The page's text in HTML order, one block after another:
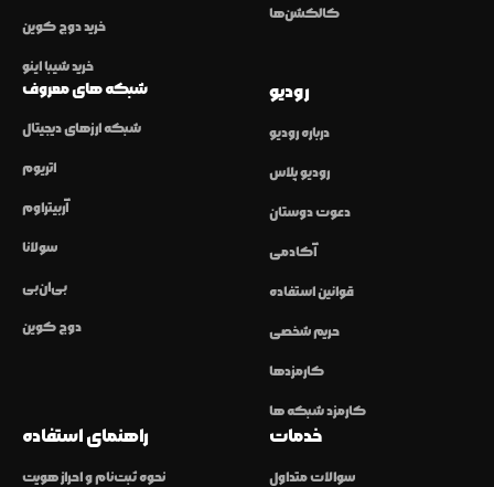
خرید دوج کوین
خرید شیبا اینو
کالکشن‌ها
شبکه های معروف
شبکه ارزهای دیجیتال
اتریوم
آربیتراوم
سولانا
بی‌ان‌بی
دوج کوین
رودیو
درباره رودیو
رودیو پلاس
دعوت دوستان
آکادمی
قوانین استفاده
حریم شخصی
کارمزدها
کارمزد شبکه ها
راهنمای استفاده
نحوه ثبت‌نام و احراز هویت
خدمات
سوالات متداول